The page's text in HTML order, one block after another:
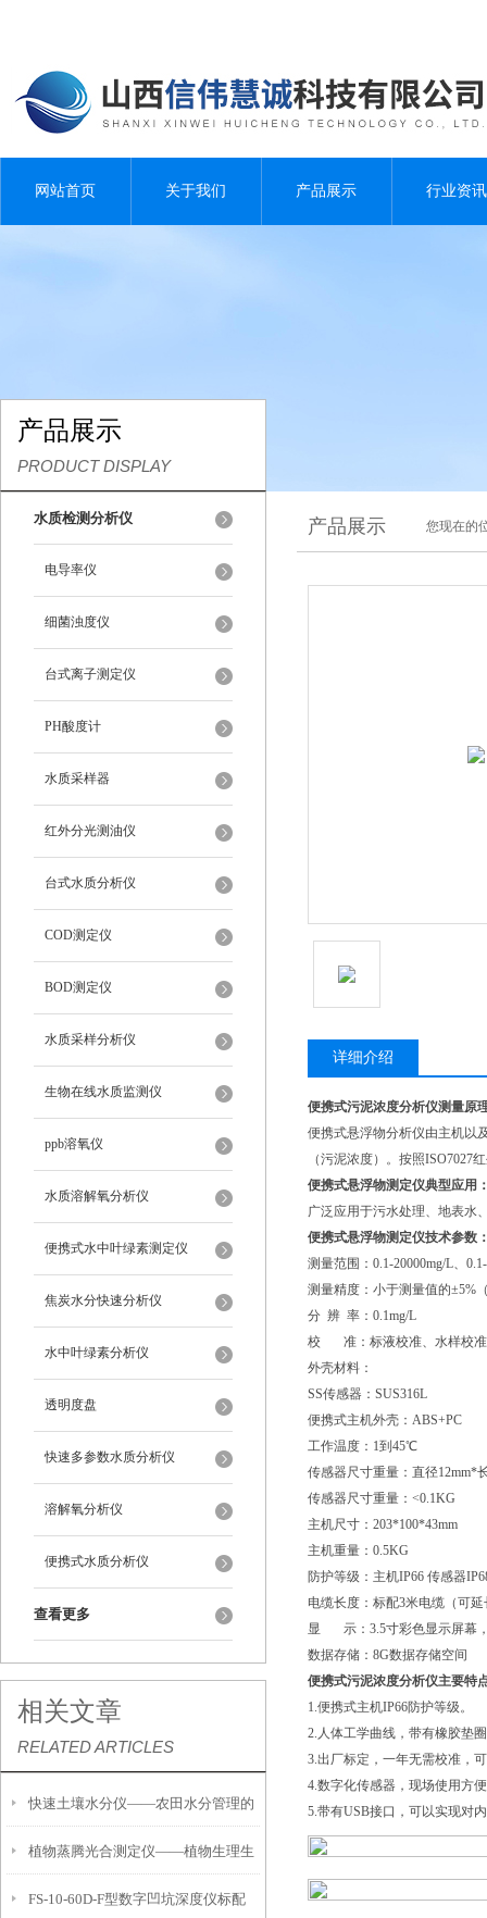
网站首页 关于我们 产品展示 行业资讯
产品展示
PRODUCT DISPLAY
水质检测分析仪
电导率仪
细菌浊度仪
台式离子测定仪
PH酸度计
水质采样器
红外分光测油仪
台式水质分析仪
COD测定仪
BOD测定仪
水质采样分析仪
生物在线水质监测仪
ppb溶氧仪
水质溶解氧分析仪
便携式水中叶绿素测定仪
焦炭水分快速分析仪
水中叶绿素分析仪
透明度盘
快速多参数水质分析仪
溶解氧分析仪
便携式水质分析仪
查看更多
相关文章
RELATED ARTICLES
快速土壤水分仪——农田水分管理的
便携式检测工具
植物蒸腾光合测定仪——植物生理生
态的实时监测设备
FS-10-60D-F型数字凹坑深度仪标配
产品展示 您现在的
详细介绍
便携式污泥浓度分析仪测量原
便携式悬浮物分析仪由主机以
（污泥浓度）。按照ISO7027
便携式悬浮物测定仪典型应用
广泛应用于污水处理、地表水
便携式悬浮物测定仪技术参数
测量范围：0.1-20000mg/L、
测量精度：小于测量值的±5%
分 辨 率：0.1mg/L
校 准：标液校准、水样校准
外壳材料：
SS传感器：SUS316L
便携式主机外壳：ABS+PC
工作温度：1到45℃
传感器尺寸重量：直径12mm*
传感器尺寸重量：<0.1KG
主机尺寸：203*100*43mm
主机重量：0.5KG
防护等级：主机IP66 传感器
电缆长度：标配3米电缆（可延
显 示：3.5寸彩色显示屏幕
数据存储：8G数据存储空间
便携式污泥浓度分析仪主要特
1.便携式主机IP66防护等级。
2.人体工学曲线，带有橡胶垫
3.出厂标定，一年无需校准，
4.数字化传感器，现场使用方
5.带有USB接口，可以实现对